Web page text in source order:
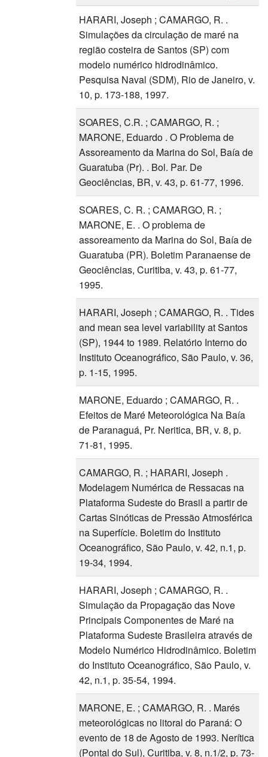
HARARI, Joseph ; CAMARGO, R. .
Simulações da circulação de maré na
região costeira de Santos (SP) com
modelo numérico hidrodinâmico.
Pesquisa Naval (SDM), Rio de Janeiro, v.
10, p. 173-188, 1997.
SOARES, C.R. ; CAMARGO, R. ;
MARONE, Eduardo . O Problema de
Assoreamento da Marina do Sol, Baía de
Guaratuba (Pr). . Bol. Par. De
Geociências, BR, v. 43, p. 61-77, 1996.
SOARES, C. R. ; CAMARGO, R. ;
MARONE, E. . O problema de
assoreamento da Marina do Sol, Baía de
Guaratuba (PR). Boletim Paranaense de
Geociências, Curitiba, v. 43, p. 61-77,
1995.
HARARI, Joseph ; CAMARGO, R. . Tides
and mean sea level variability at Santos
(SP), 1944 to 1989. Relatório Interno do
Instituto Oceanográfico, São Paulo, v. 36,
p. 1-15, 1995.
MARONE, Eduardo ; CAMARGO, R. .
Efeitos de Maré Meteorológica Na Baía
de Paranaguá, Pr. Neritica, BR, v. 8, p.
71-81, 1995.
CAMARGO, R. ; HARARI, Joseph .
Modelagem Numérica de Ressacas na
Plataforma Sudeste do Brasil a partir de
Cartas Sinóticas de Pressão Atmosférica
na Superfície. Boletim do Instituto
Oceanográfico, São Paulo, v. 42, n.1, p.
19-34, 1994.
HARARI, Joseph ; CAMARGO, R. .
Simulação da Propagação das Nove
Principais Componentes de Maré na
Plataforma Sudeste Brasileira através de
Modelo Numérico Hidrodinâmico. Boletim
do Instituto Oceanográfico, São Paulo, v.
42, n.1, p. 35-54, 1994.
MARONE, E. ; CAMARGO, R. . Marés
meteorológicas no litoral do Paraná: O
evento de 18 de Agosto de 1993. Nerítica
(Pontal do Sul), Curitiba, v. 8, n.1/2, p. 73-